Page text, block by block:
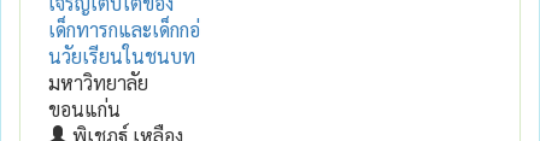
เด็กทารกและเด็กกอ่
นวัยเรียนในชนบท
มหาวิทยาลัย
ขอนแก่น
พิเชฎฐ์ เหลือง